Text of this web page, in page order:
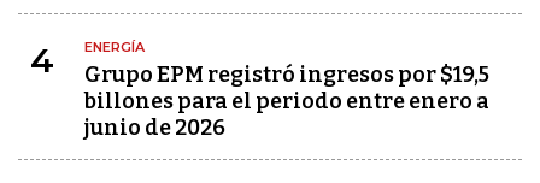
4 ENERGÍA
Grupo EPM registró ingresos por $19,5
billones para el periodo entre enero a
junio de 2026